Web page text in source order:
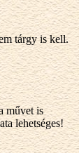
tárgy is kell.
művet is
lehetséges!